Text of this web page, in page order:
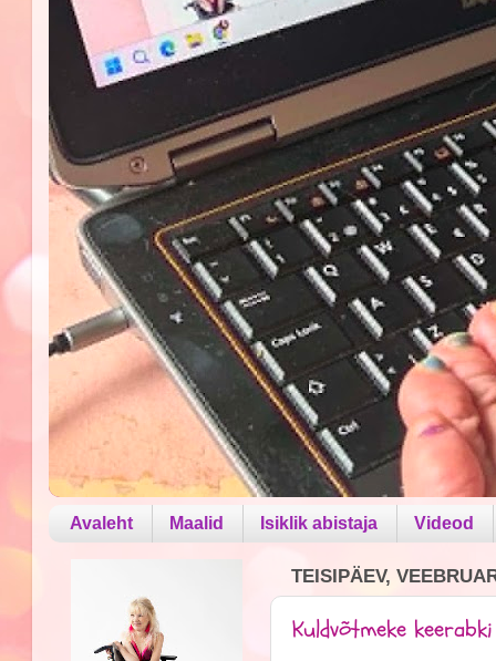
Avaleht Maalid Isiklik abistaja Videod
TEISIPÄEV,
Kuldvõtmeke